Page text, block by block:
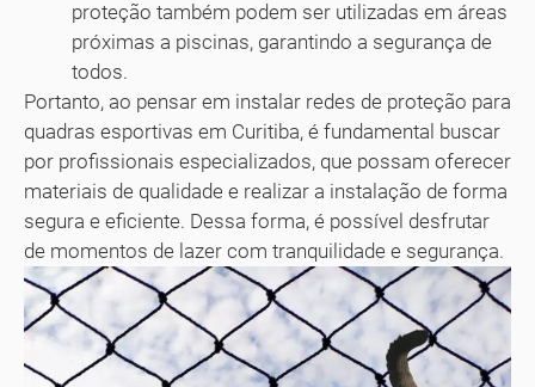
proteção também podem ser utilizadas em áreas
próximas a piscinas, garantindo a segurança de
todos.
Portanto, ao pensar em instalar redes de proteção para
quadras esportivas em Curitiba, é fundamental buscar
por profissionais especializados, que possam oferecer
materiais de qualidade e realizar a instalação de forma
segura e eficiente. Dessa forma, é possível desfrutar
de momentos de lazer com tranquilidade e segurança.